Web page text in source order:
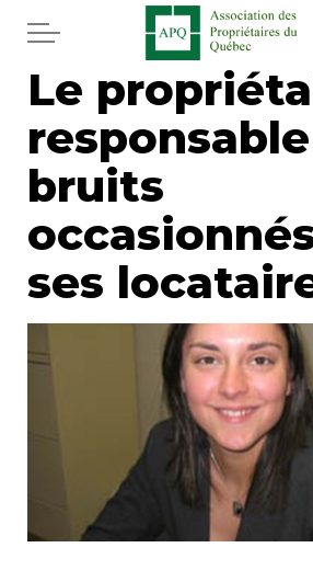
Aller au contenu
Accueil
Services
Journal
Mot de l'éditeur
Immobilier
Le
bruits
ses